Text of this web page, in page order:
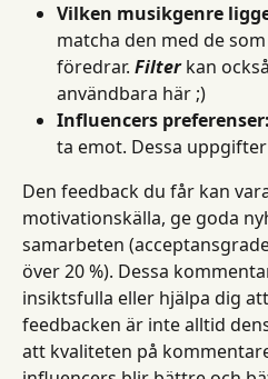
Vilken musikgenre
matcha den med de
föredrar. Filter kan
användbara här ;)
Influencers preferenser:
ta emot. Dessa
Den feedback du får kan
motivationskälla, ge goda
samarbeten
över 20 %). Dessa
insiktsfulla eller hjälpa dig
feedbacken är inte alltid
att kvaliteten på